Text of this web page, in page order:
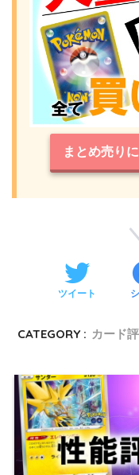
まとめ売り
ツイート
CATEGORY : カード